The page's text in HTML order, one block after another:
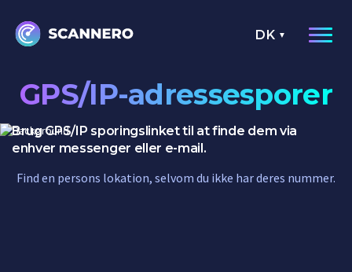
DK
GPS/IP-adressesporer
Brug GPS/IP sporingslinket til at finde dem via
enhver messenger eller e-mail.
Find en persons lokation, selvom du ikke har deres nummer.